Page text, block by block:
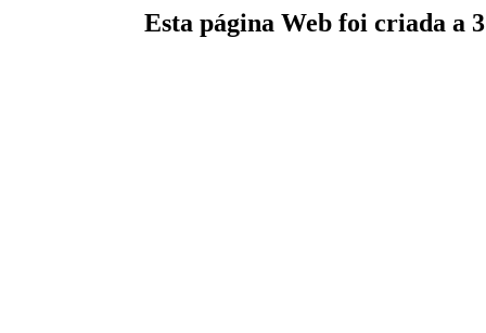
Esta página Web foi criada a